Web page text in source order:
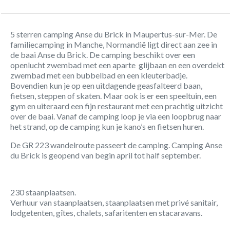
5 sterren camping Anse du Brick in Maupertus-sur-Mer. De
familiecamping in Manche, Normandië ligt direct aan zee in
de baai Anse du Brick. De camping beschikt over een
openlucht zwembad met een aparte glijbaan en een overdekt
zwembad met een bubbelbad en een kleuterbadje.
Bovendien kun je op een uitdagende geasfalteerd baan,
fietsen, steppen of skaten. Maar ook is er een speeltuin, een
gym en uiteraard een fijn restaurant met een prachtig uitzicht
over de baai. Vanaf de camping loop je via een loopbrug naar
het strand, op de camping kun je kano’s en fietsen huren.
De GR 223 wandelroute passeert de camping. Camping Anse
du Brick is geopend van begin april tot half september.
230 staanplaatsen.
Verhuur van staanplaatsen, staanplaatsen met privé sanitair,
lodgetenten, gîtes, chalets, safaritenten en stacaravans.